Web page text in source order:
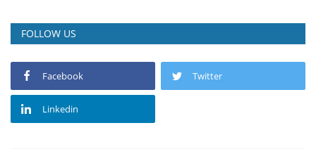
FOLLOW US
Facebook Twitter
Linkedin